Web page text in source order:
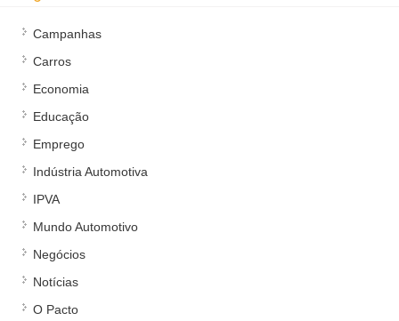
Campanhas
Carros
Economia
Educação
Emprego
Indústria Automotiva
IPVA
Mundo Automotivo
Negócios
Notícias
O Pacto